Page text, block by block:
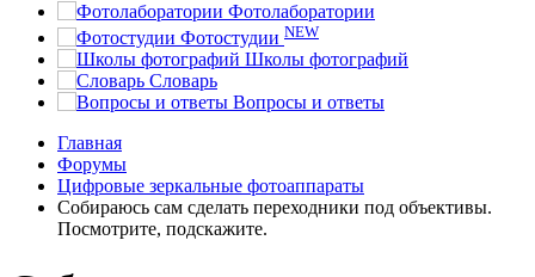
Фотолаборатории
Фотостудии NEW
Школы фотографий
Словарь
Вопросы и ответы
Главная
Форумы
Цифровые зеркальные фотоаппараты
Собираюсь сам сделать переходники под объективы.
Посмотрите, подскажите.